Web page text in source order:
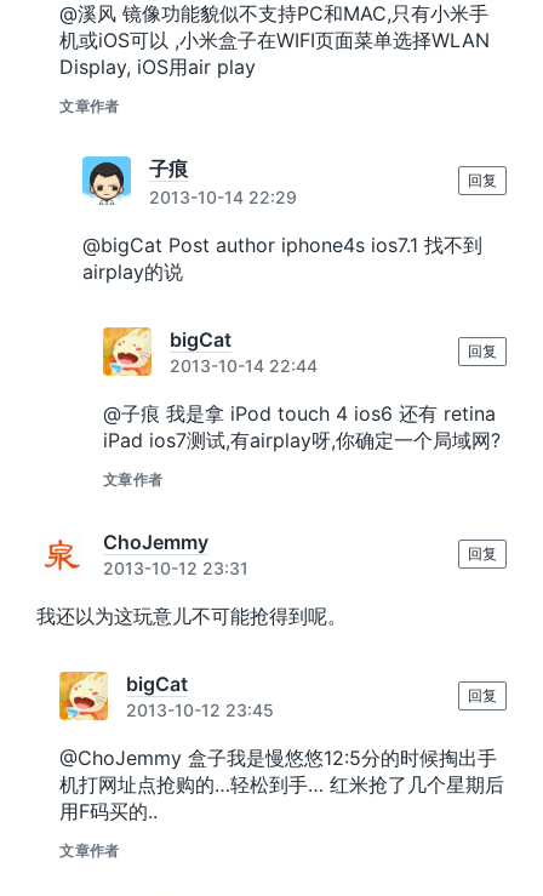
@溪风 镜像功能貌似不支持PC和MAC,只有小米手
机或iOS可以 ,小米盒子在WIFI页面菜单选择WLAN
Display, iOS用air play
文章作者
子痕
2013-10-14 22:29
@bigCat Post author iphone4s ios7.1 找不到
airplay的说
回复
bigCat
2013-10-14 22:44
@子痕 我是拿 iPod touch 4 ios6 还有 retina
iPad ios7测试,有airplay呀,你确定一个局域网?
文章作者
回复
ChoJemmy
2013-10-12 23:31
我还以为这玩意儿不可能抢得到呢。
回复
bigCat
2013-10-12 23:45
@ChoJemmy 盒子我是慢悠悠12:5分的时候掏出手
机打网址点抢购的…轻松到手… 红米抢了几个星期后
用F码买的..
文章作者
回复